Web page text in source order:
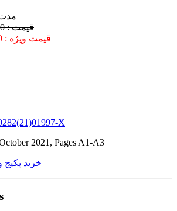
ﻣﺪﺕ
قیمت : 4,000,000 تومان
قیمت ویژه : 1,750,000تومان
X
2021, Pages A1-A3
خرید پکیج